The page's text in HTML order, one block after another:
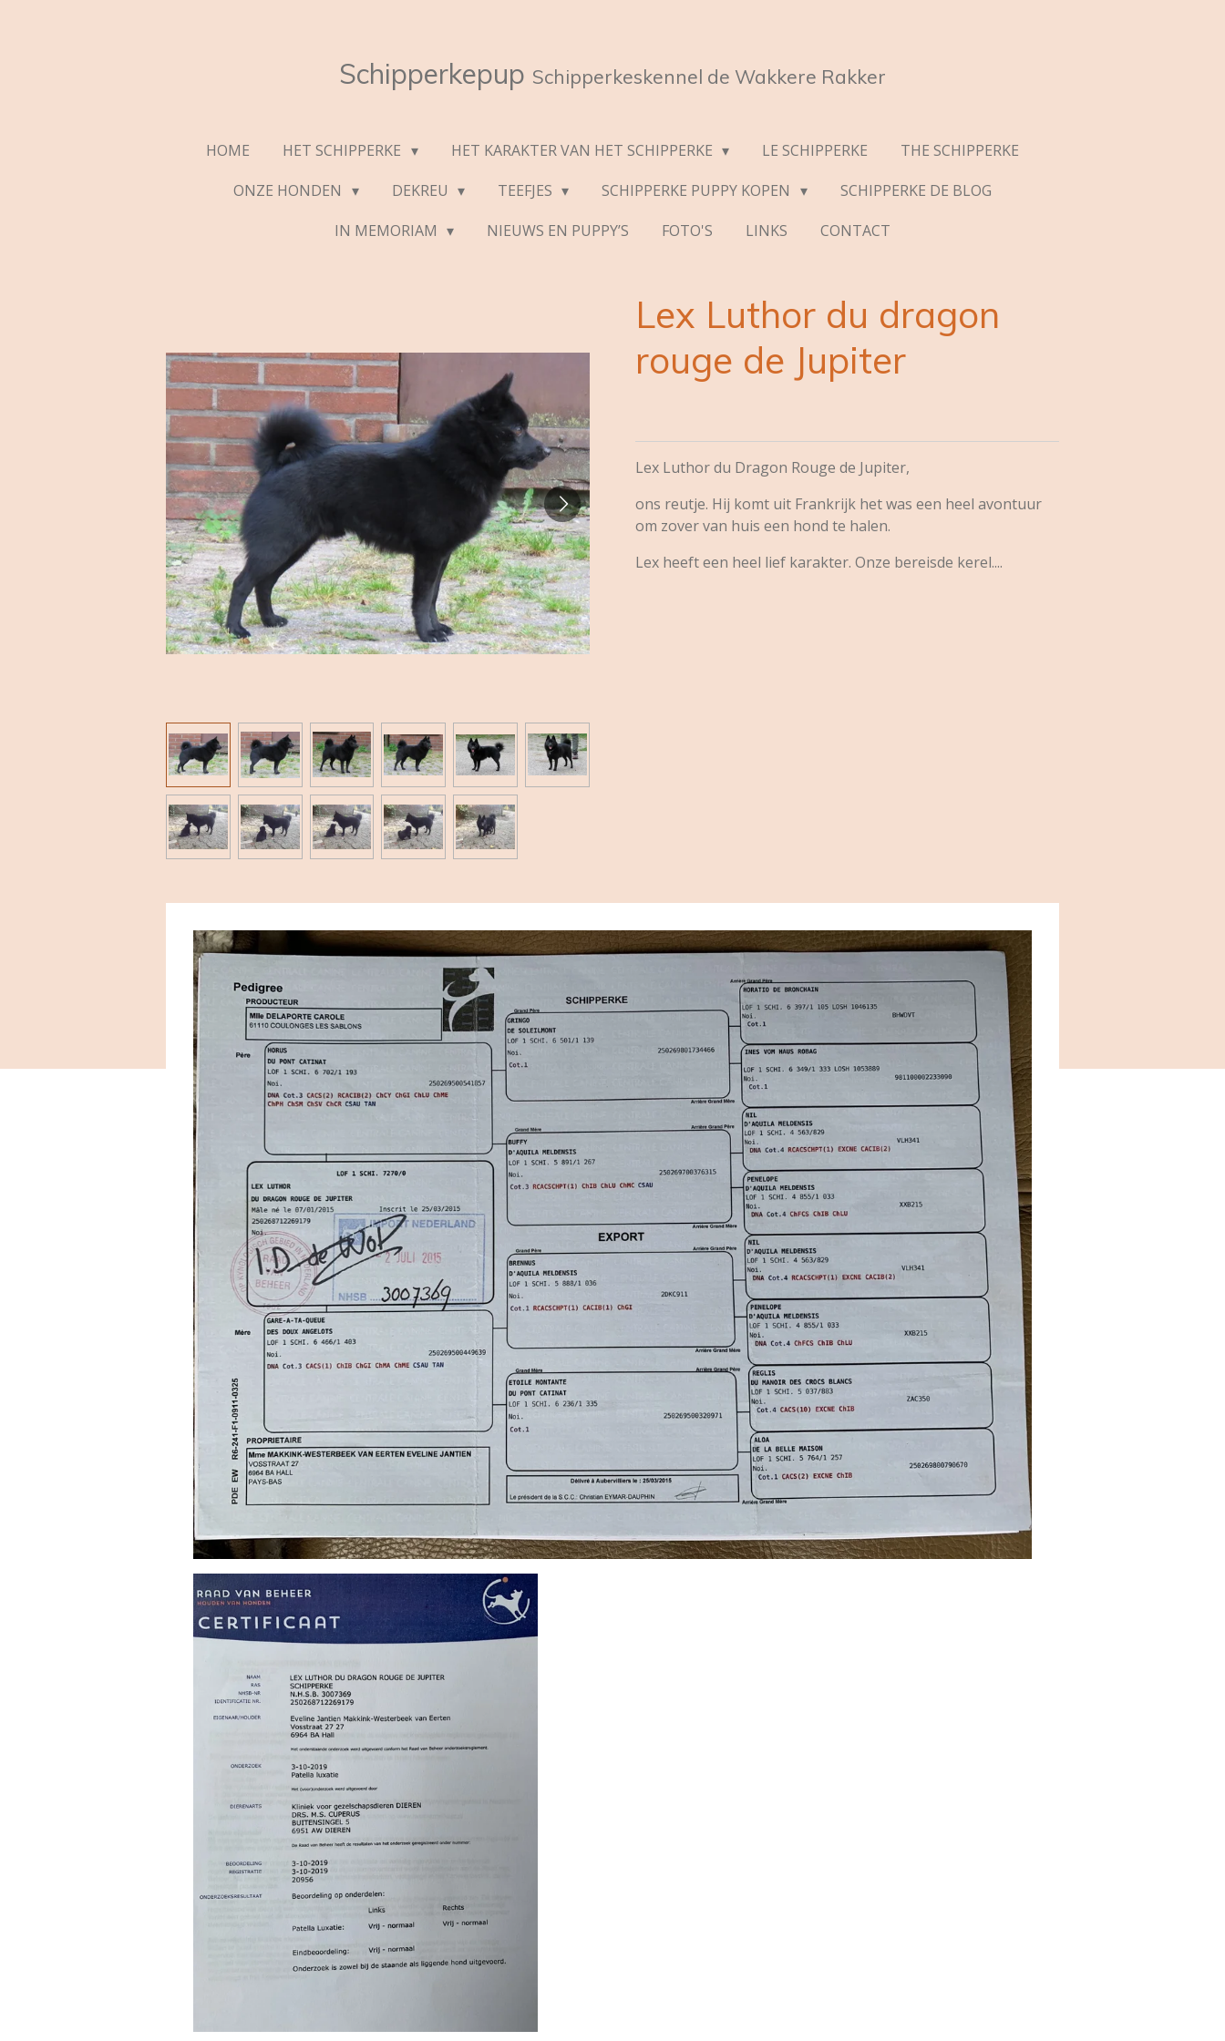
Schipperkepup Schipperkeskennel de Wakkere Rakker
HOME HET SCHIPPERKE HET KARAKTER VAN HET SCHIPPERKE LE SCHIPPERKE
THE SCHIPPERKE
ONZE HONDEN
DEKREU TEEFJES SCHIPPERKE PUPPY KOPEN
SCHIPPERKE DE BLOG
IN MEMORIAM
NIEUWS EN PUPPY’S FOTO'S LINKS CONTACT
Lex Luthor du dragon
rouge de Jupiter
Lex Luthor du Dragon Rouge de Jupiter,
ons reutje. Hij komt uit Frankrijk het was een heel avontuur
om zover van huis een hond te halen.
Lex heeft een heel lief karakter. Onze bereisde kerel....